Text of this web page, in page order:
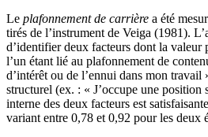
Le plafonnement de carrière a été
tirés de l’instrument de Veiga (1981).
d’identifier deux facteurs dont la valeur
l’un étant lié au plafonnement de
d’intérêt ou de l’ennui dans mon travail
structurel (ex. : « J’occupe une position
interne des deux facteurs est
variant entre 0,78 et 0,92 pour les deux